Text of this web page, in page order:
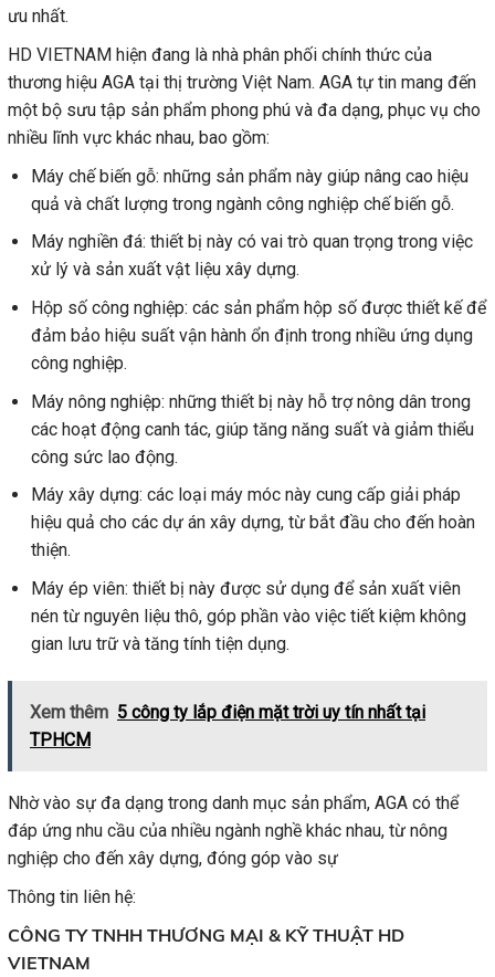
ưu nhất.
HD VIETNAM hiện đang là nhà phân phối chính thức của
thương hiệu AGA tại thị trường Việt Nam. AGA tự tin mang đến
một bộ sưu tập sản phẩm phong phú và đa dạng, phục vụ cho
nhiều lĩnh vực khác nhau, bao gồm:
Máy chế biến gỗ: những sản phẩm này giúp nâng cao hiệu
quả và chất lượng trong ngành công nghiệp chế biến gỗ.
Máy nghiền đá: thiết bị này có vai trò quan trọng trong việc
xử lý và sản xuất vật liệu xây dựng.
Hộp số công nghiệp: các sản phẩm hộp số được thiết kế để
đảm bảo hiệu suất vận hành ổn định trong nhiều ứng dụng
công nghiệp.
Máy nông nghiệp: những thiết bị này hỗ trợ nông dân trong
các hoạt động canh tác, giúp tăng năng suất và giảm thiểu
công sức lao động.
Máy xây dựng: các loại máy móc này cung cấp giải pháp
hiệu quả cho các dự án xây dựng, từ bắt đầu cho đến hoàn
thiện.
Máy ép viên: thiết bị này được sử dụng để sản xuất viên
nén từ nguyên liệu thô, góp phần vào việc tiết kiệm không
gian lưu trữ và tăng tính tiện dụng.
Xem thêm 5 công ty lắp điện mặt trời uy tín nhất tại
TPHCM
Nhờ vào sự đa dạng trong danh mục sản phẩm, AGA có thể
đáp ứng nhu cầu của nhiều ngành nghề khác nhau, từ nông
nghiệp cho đến xây dựng, đóng góp vào sự
Thông tin liên hệ:
CÔNG TY TNHH THƯƠNG MẠI & KỸ THUẬT HD
VIETNAM